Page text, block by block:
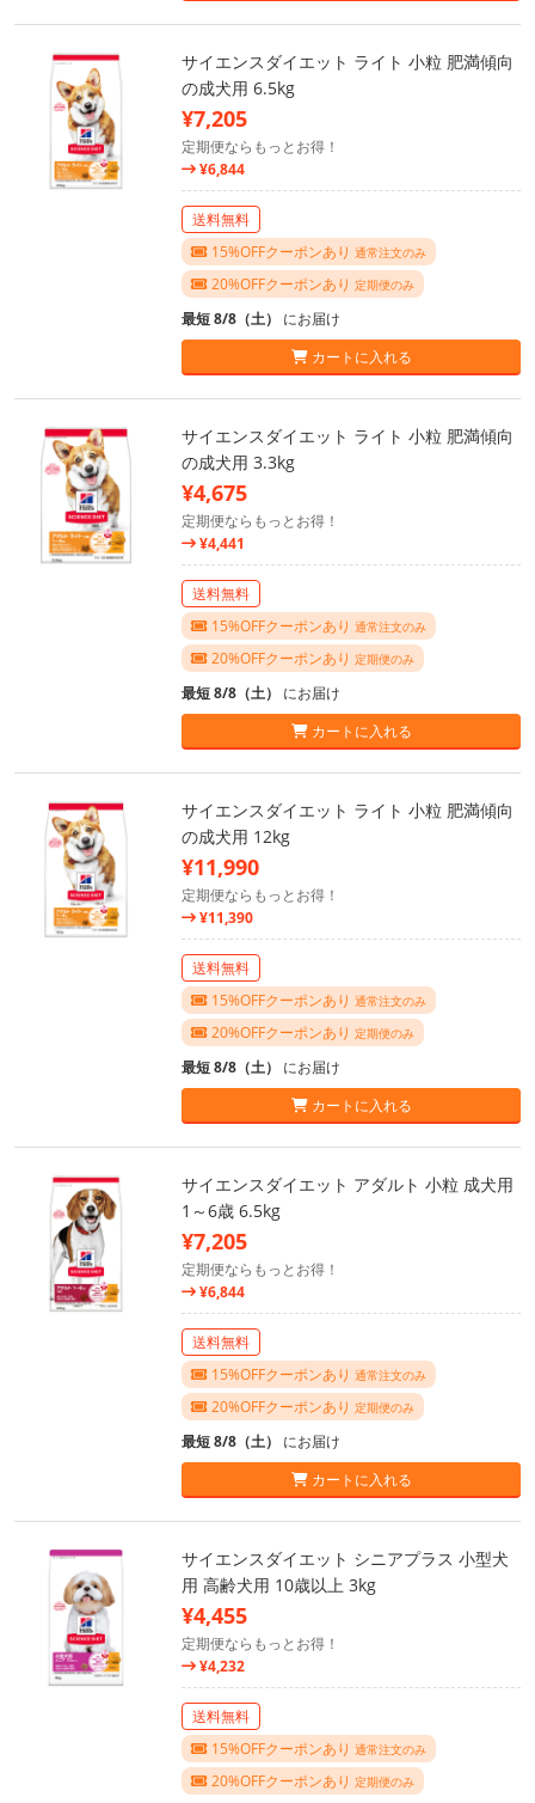
サイエンスダイエット ライト 小粒 肥満傾向
の成犬用 6.5kg
¥7,205
定期便ならもっとお得！
¥6,844
送料無料
15%OFFクーポンあり 通常注文のみ
20%OFFクーポンあり 定期便のみ
最短 8/8（土） にお届け
カートに入れる
サイエンスダイエット ライト 小粒 肥満傾向
の成犬用 3.3kg
¥4,675
定期便ならもっとお得！
¥4,441
送料無料
15%OFFクーポンあり 通常注文のみ
20%OFFクーポンあり 定期便のみ
最短 8/8（土） にお届け
カートに入れる
サイエンスダイエット ライト 小粒 肥満傾向
の成犬用 12kg
¥11,990
定期便ならもっとお得！
¥11,390
送料無料
15%OFFクーポンあり 通常注文のみ
20%OFFクーポンあり 定期便のみ
最短 8/8（土） にお届け
カートに入れる
サイエンスダイエット アダルト 小粒 成犬用
1～6歳 6.5kg
¥7,205
定期便ならもっとお得！
¥6,844
送料無料
15%OFFクーポンあり 通常注文のみ
20%OFFクーポンあり 定期便のみ
最短 8/8（土） にお届け
カートに入れる
サイエンスダイエット シニアプラス 小型犬
用 高齢犬用 10歳以上 3kg
¥4,455
定期便ならもっとお得！
¥4,232
送料無料
15%OFFクーポンあり 通常注文のみ
20%OFFクーポンあり 定期便のみ